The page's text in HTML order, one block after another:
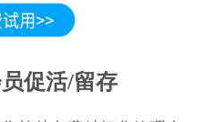
促活/留存